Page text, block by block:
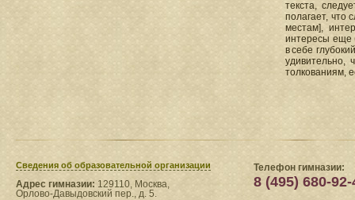
текста,
полагает, что
местам],
интересы еще
в себе
удивительно,
толкованиям,
Сведения​ об образовательной организации
Адрес гимназии: 129110, Москва,
Орлово-Давыдовский пер., д. 5.
Телефон гимназии:
8 (495) 680-92-